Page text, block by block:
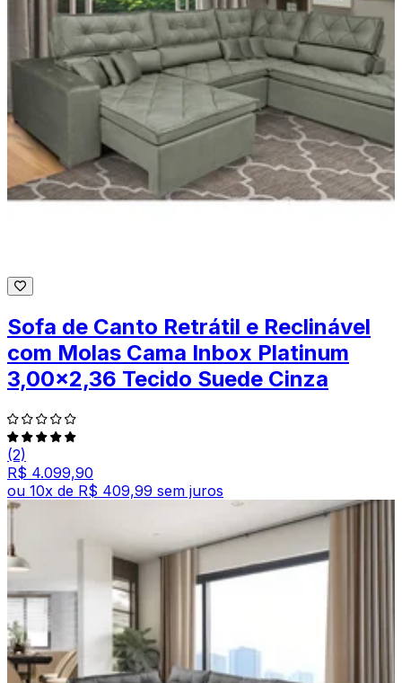
Sofa de Canto Retrátil e Reclinável
com Molas Cama Inbox Platinum
3,00x2,36 Tecido Suede Cinza
(2)
R$ 4.099,90
ou 10x de R$ 409,99 sem juros